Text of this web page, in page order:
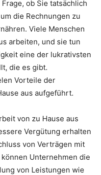
ob Sie tatsächlich
die Rechnungen zu
Viele Menschen
arbeiten, und sie tun
eine der lukrativsten
die es gibt.
Vorteile der
aus aufgeführt.
von zu Hause aus
Vergütung erhalten
von Verträgen mit
Unternehmen die
von Leistungen wie